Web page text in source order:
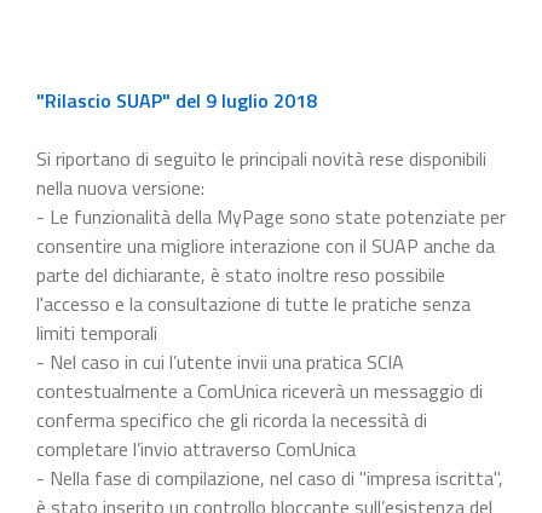
"Rilascio SUAP" del 9 luglio 2018
Si riportano di seguito le principali novità rese disponibili
nella nuova versione:
- Le funzionalità della MyPage sono state potenziate per
consentire una migliore interazione con il SUAP anche da
parte del dichiarante, è stato inoltre reso possibile
l'accesso e la consultazione di tutte le pratiche senza
limiti temporali
- Nel caso in cui l’utente invii una pratica SCIA
contestualmente a ComUnica riceverà un messaggio di
conferma specifico che gli ricorda la necessità di
completare l’invio attraverso ComUnica
- Nella fase di compilazione, nel caso di "impresa iscritta",
è stato inserito un controllo bloccante sull’esistenza del